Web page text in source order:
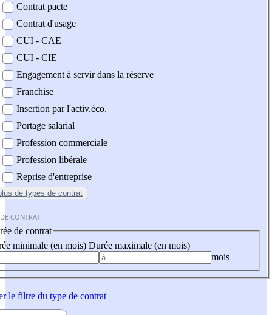
Contrat pacte
Contrat d'usage
CUI - CAE
CUI - CIE
Engagement à servir dans la réserve
Franchise
Insertion par l'activ.éco.
Portage salarial
Profession commerciale
Profession libérale
Reprise d'entreprise
de types de contrat
CONTRAT
de contrat
minimale (en mois) Durée maximale (en mois)
mois
le filtre du type de contrat